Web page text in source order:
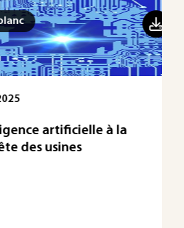
artificielle à la
usines